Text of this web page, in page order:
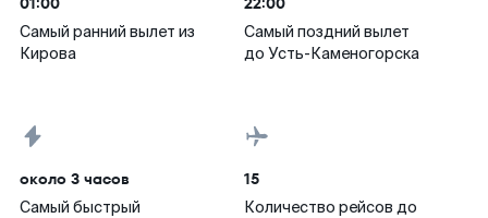
Самый ранний вылет из
Кирова
Самый поздний вылет
до Усть-Каменогорска
около 3 часов
Самый быстрый
15
Количество рейсов до